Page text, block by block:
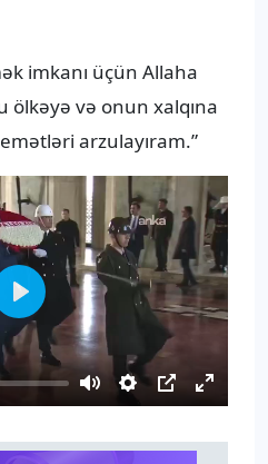
imkanı üçün Allaha
ölkəyə və onun xalqına
arzulayıram.”
MuteSettings
PIP Enter
Play